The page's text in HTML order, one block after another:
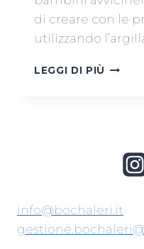
di creare con le
utilizzando
LEGGI DI PIÙ
11-
13
info@bochaleri.it